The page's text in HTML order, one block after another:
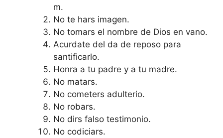
m.
No te hars imagen.
No tomars el nombre de Dios en vano.
Acurdate del da de reposo para
santificarlo.
Honra a tu padre y a tu madre.
No matars.
No cometers adulterio.
No robars.
No dirs falso testimonio.
No codiciars.